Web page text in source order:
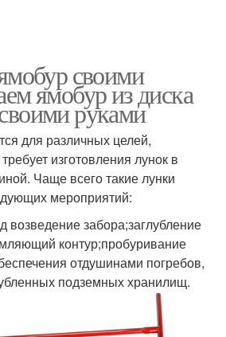
своими
ямобур из диска
руками
для различных целей,
изготовления лунок в
Чаще всего такие лунки
мероприятий:
возведение забора;заглубление
контур;пробуривание
отдушинами погребов,
подземных хранилищ.